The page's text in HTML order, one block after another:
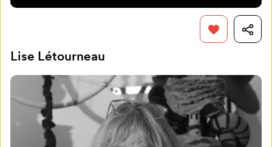
Lise Létourneau